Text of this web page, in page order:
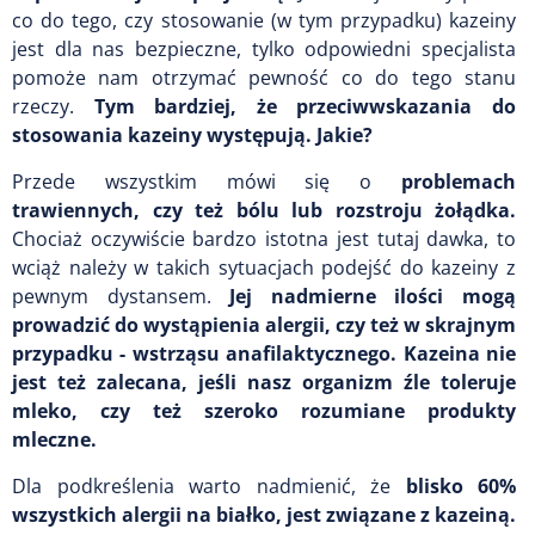
co do tego, czy stosowanie (w tym przypadku) kazeiny
jest dla nas bezpieczne, tylko odpowiedni specjalista
pomoże nam otrzymać pewność co do tego stanu
rzeczy. Tym bardziej, że przeciwwskazania do
stosowania kazeiny występują. Jakie?
Przede wszystkim mówi się o problemach
trawiennych, czy też bólu lub rozstroju żołądka.
Chociaż oczywiście bardzo istotna jest tutaj dawka, to
wciąż należy w takich sytuacjach podejść do kazeiny z
pewnym dystansem. Jej nadmierne ilości mogą
prowadzić do wystąpienia alergii, czy też w skrajnym
przypadku - wstrząsu anafilaktycznego. Kazeina nie
jest też zalecana, jeśli nasz organizm źle toleruje
mleko, czy też szeroko rozumiane produkty
mleczne.
Dla podkreślenia warto nadmienić, że blisko 60%
wszystkich alergii na białko, jest związane z kazeiną.